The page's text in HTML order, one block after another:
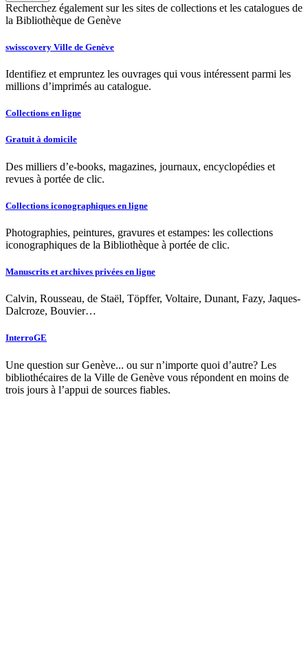
Recherchez également sur les sites de collections et les catalogues de
la Bibliothèque de Genève
swisscovery Ville de Genève
Identifiez et empruntez les ouvrages qui vous intéressent parmi les
millions d’imprimés au catalogue.
Collections en ligne
Gratuit à domicile
Des milliers d’e-books, magazines, journaux, encyclopédies et
revues à portée de clic.
Collections iconographiques en ligne
Photographies, peintures, gravures et estampes: les collections
iconographiques de la Bibliothèque à portée de clic.
Manuscrits et archives privées en ligne
Calvin, Rousseau, de Staël, Töpffer, Voltaire, Dunant, Fazy, Jaques-
Dalcroze, Bouvier…
InterroGE
Une question sur Genève... ou sur n’importe quoi d’autre? Les
bibliothécaires de la Ville de Genève vous répondent en moins de
trois jours à l’appui de sources fiables.